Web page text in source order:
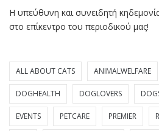
Η υπεύθυνη και συνειδητή
στο επίκεντρο του περιοδικού μας!
ALL ABOUT CATS ANIMALWELFARE
DOGHEALTH DOGLOVERS
EVENTS PETCARE PREMIER